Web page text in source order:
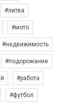
#литва
#мото
#недвижимость
#подорожание
#работа
#футбол